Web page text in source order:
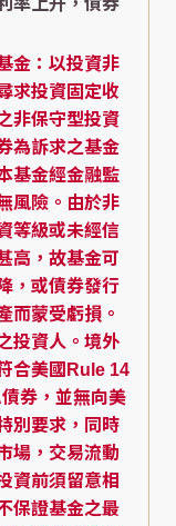
率上升，債券
金：以投資非
求投資固定收
非保守型投資
為訴求之基金
基金經金融監
風險。由於非
等級或未經信
高，故基金可
，或債券發行
而蒙受虧損。
投資人。境外
合美國Rule 14
券，並無向美
別要求，同時
場，交易流動
資前須留意相
保證基金之最